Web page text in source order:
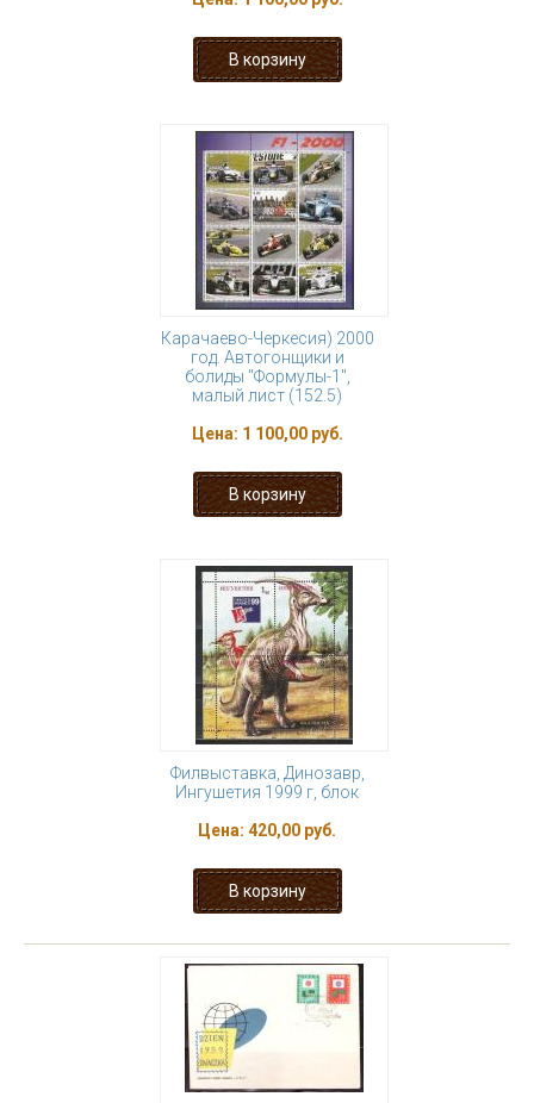
Карачаево-Черкесия) 2000
год. Автогонщики и
болиды "Формулы-1",
малый лист (152.5)
Цена: 1 100,00 руб.
Филвыставка, Динозавр,
Ингушетия 1999 г, блок
Цена: 420,00 руб.